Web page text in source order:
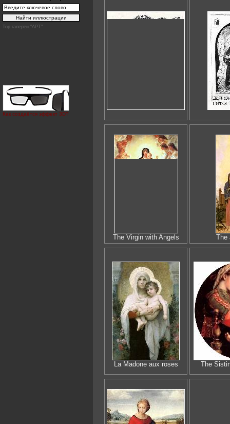
Top галереи "АРТ"
Как создаётся эффект 3D?
The Virgin with Angels The
La Madone aux roses The